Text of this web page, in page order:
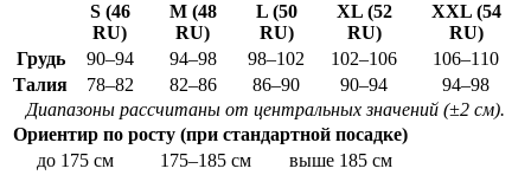
S (46
RU)
M (48
RU)
L (50
RU)
XL (52
RU)
XXL (54
RU)
Грудь
90–94 94–98 98–102 102–106
106–110
Талия
78–82 82–86 86–90 90–94
94–98
Диапазоны рассчитаны от центральных значений (±2 см).
Ориентир по росту (при стандартной посадке)
до 175 см
175–185 см выше 185 см